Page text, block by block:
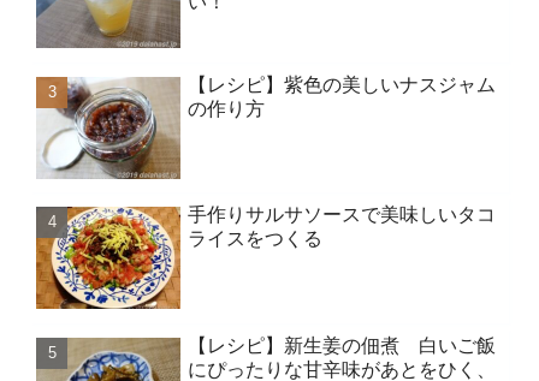
【レシピ】紫色の美しいナスジャム
の作り方
手作りサルサソースで美味しいタコ
ライスをつくる
【レシピ】新生姜の佃煮 白いご飯
にぴったりな甘辛味があとをひく、